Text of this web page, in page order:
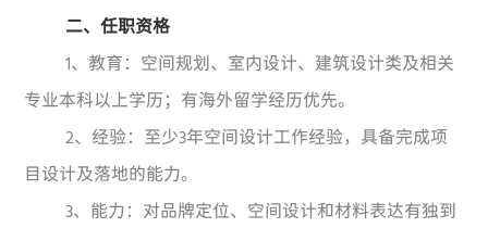
二、任职资格
1、教育：空间规划、室内设计、建筑设计类及相关
专业本科以上学历；有海外留学经历优先。
2、经验：至少3年空间设计工作经验，具备完成项
目设计及落地的能力。
3、能力：对品牌定位、空间设计和材料表达有独到